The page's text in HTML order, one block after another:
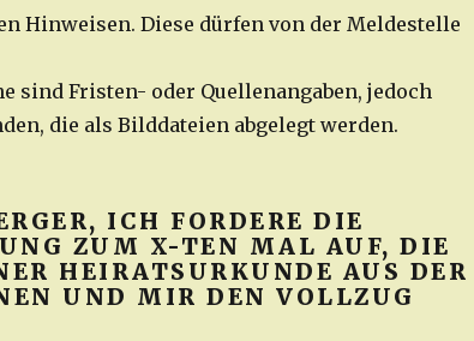
Hinweisen. Diese dürfen von der Meldestelle
sind Fristen- oder Quellenangaben, jedoch
die als Bilddateien abgelegt werden.
ICH FORDERE DIE
ZUM X-TEN MAL AUF, DIE
HEIRATSURKUNDE AUS DER
UND MIR DEN VOLLZUG